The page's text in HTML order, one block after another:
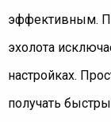
эффективным.
эхолота
настройках.
получать